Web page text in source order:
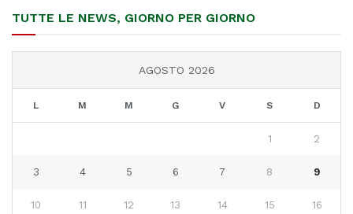
TUTTE LE NEWS, GIORNO PER GIORNO
AGOSTO 2026
L M M G V S D
1 2
3 4 5 6 7 8 9
10 11 12 13 14 15 16